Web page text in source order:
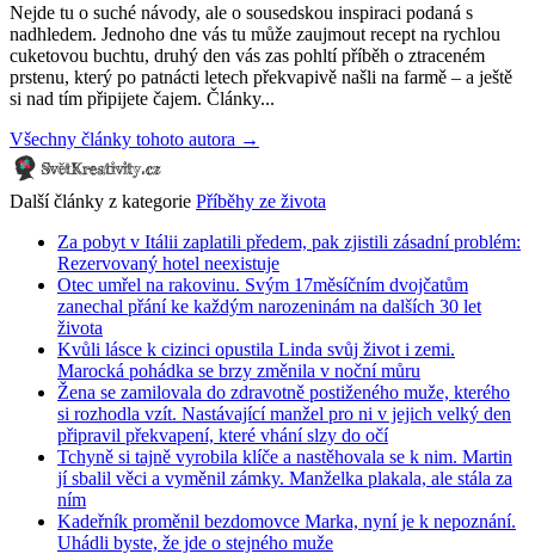
Nejde tu o suché návody, ale o sousedskou inspiraci podaná s
nadhledem. Jednoho dne vás tu může zaujmout recept na rychlou
cuketovou buchtu, druhý den vás zas pohltí příběh o ztraceném
prstenu, který po patnácti letech překvapivě našli na farmě – a ještě
si nad tím připijete čajem. Články...
Všechny články tohoto autora →
Další články z kategorie Příběhy ze života
Za pobyt v Itálii zaplatili předem, pak zjistili zásadní problém:
Rezervovaný hotel neexistuje
Otec umřel na rakovinu. Svým 17měsíčním dvojčatům
zanechal přání ke každým narozeninám na dalších 30 let
života
Kvůli lásce k cizinci opustila Linda svůj život i zemi.
Marocká pohádka se brzy změnila v noční můru
Žena se zamilovala do zdravotně postiženého muže, kterého
si rozhodla vzít. Nastávající manžel pro ni v jejich velký den
připravil překvapení, které vhání slzy do očí
Tchyně si tajně vyrobila klíče a nastěhovala se k nim. Martin
jí sbalil věci a vyměnil zámky. Manželka plakala, ale stála za
ním
Kadeřník proměnil bezdomovce Marka, nyní je k nepoznání.
Uhádli byste, že jde o stejného muže